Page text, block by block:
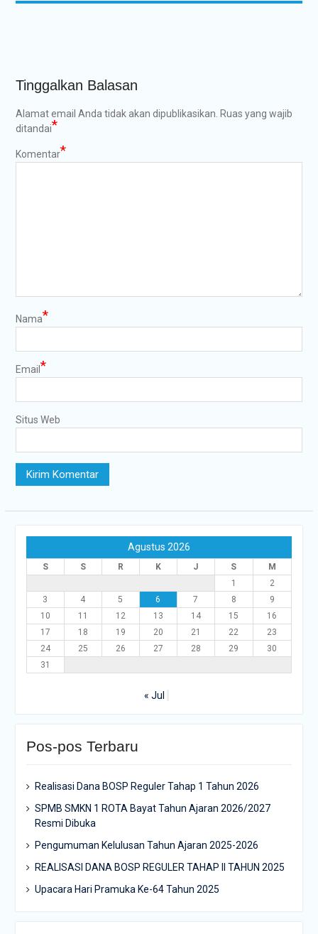
Tinggalkan Balasan
Alamat email Anda tidak akan dipublikasikan. Ruas yang wajib
ditandai*
Komentar*
Nama*
Email *
Situs Web
Agustus 2026
S S R K J S
M
1
2
3
4 5 6 7 8
9
10
11 12 13 14 15
16
17
18 19 20 21 22
23
24
25 26 27 28 29
30
31
« Jul
Pos-pos Terbaru
Realisasi Dana BOSP Reguler Tahap 1 Tahun 2026
SPMB SMKN 1 ROTA Bayat Tahun Ajaran 2026/2027
Resmi Dibuka
Pengumuman Kelulusan Tahun Ajaran 2025-2026
REALISASI DANA BOSP REGULER TAHAP II TAHUN 2025
Upacara Hari Pramuka Ke-64 Tahun 2025